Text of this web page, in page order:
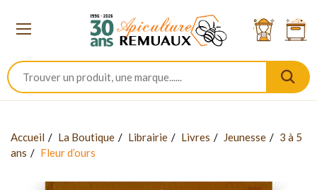
Accueil La Boutique Librairie Livres Jeunesse
3 à 5
ans
Fleur d’ours